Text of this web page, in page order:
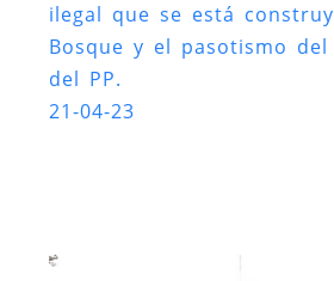
ilegal que se está
Bosque y el pasotismo del
del PP.
21-04-23